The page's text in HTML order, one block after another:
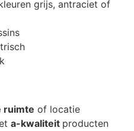
grijs, antraciet of
ruimte of locatie
a-kwaliteit producten